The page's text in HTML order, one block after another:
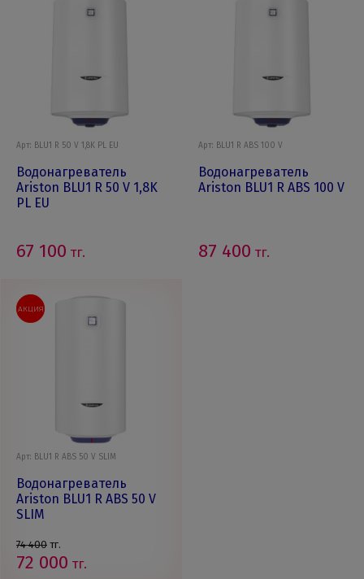
Арт: BLU1 R 50 V 1,8K PL EU
Водонагреватель
Ariston BLU1 R 50 V 1,8K
PL EU
67 100 тг.
Арт: BLU1 R ABS 100 V
Водонагреватель
Ariston BLU1 R ABS 100 V
87 400 тг.
Арт: BLU1 R ABS 50 V SLIM
Водонагреватель
Ariston BLU1 R ABS 50 V
SLIM
74 400 тг.
72 000 тг.
АКЦИЯ